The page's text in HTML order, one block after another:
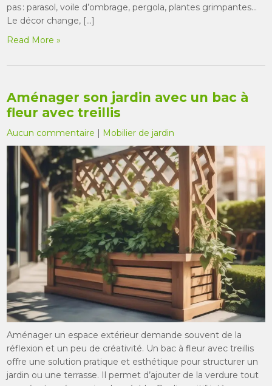
pas : parasol, voile d’ombrage, pergola, plantes grimpantes…
Le décor change, […]
Read More »
Aménager son jardin avec un bac à
fleur avec treillis
Aucun commentaire | Mobilier de jardin
Aménager un espace extérieur demande souvent de la
réflexion et un peu de créativité. Un bac à fleur avec treillis
offre une solution pratique et esthétique pour structurer un
jardin ou une terrasse. Il permet d’ajouter de la verdure tout